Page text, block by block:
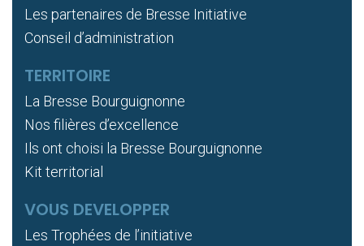
Les partenaires de Bresse Initiative
Conseil d’administration
TERRITOIRE
La Bresse Bourguignonne
Nos filières d’excellence
Ils ont choisi la Bresse Bourguignonne
Kit territorial
VOUS DEVELOPPER
Les Trophées de l’initiative